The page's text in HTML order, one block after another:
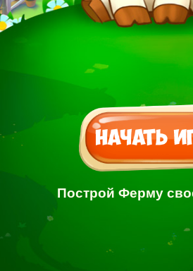
Построй Ферму